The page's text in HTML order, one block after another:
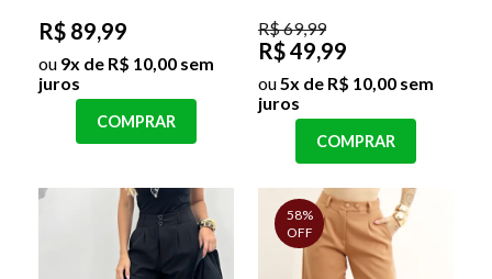
R$ 89,99
ou 9x de R$ 10,00 sem
juros
COMPRAR
R$ 69,99
R$ 49,99
ou5x de R$ 10,00 sem
juros
COMPRAR
58%
OFF